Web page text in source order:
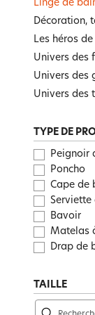
Toute
Enfant
Maison
Literie
Toute
Maison
Toute
Drap-
Parure de lit
Dessus de
Toute
Tapis de
Peignoir
Gants de
Peignoir
Toute
Pouf, futon
Plaid
Coussin,
Galette,
TapisToute
Art de la
Meuble,
Tête de lit,
Toute
Univers
Toute
Mouchoir
Bien-être
Toute
Surmatelas
Cache-
Linge de
Décoration,
Les héros
Univers des
Univers des
Univers des
TYPE DE
Peignoir
Poncho
Cape de
Bavoir
Matelas
Drap de
TAILLE